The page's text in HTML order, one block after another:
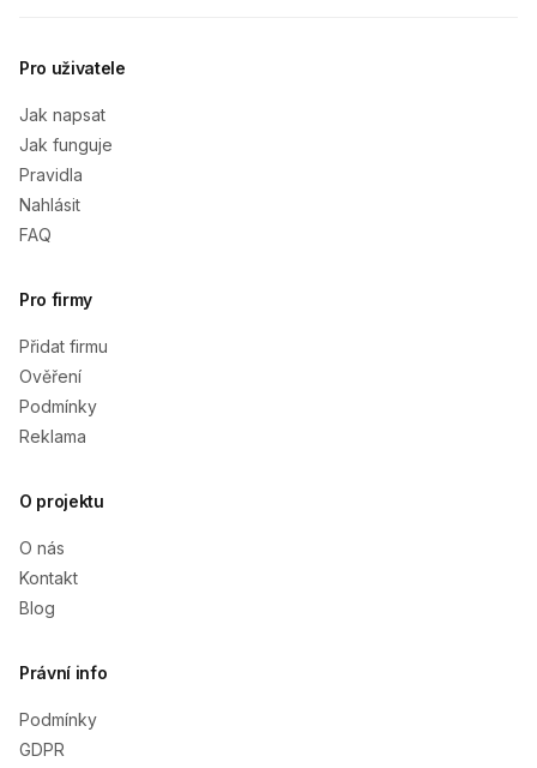
Pro uživatele
Jak napsat
Jak funguje
Pravidla
Nahlásit
FAQ
Pro firmy
Přidat firmu
Ověření
Podmínky
Reklama
O projektu
O nás
Kontakt
Blog
Právní info
Podmínky
GDPR